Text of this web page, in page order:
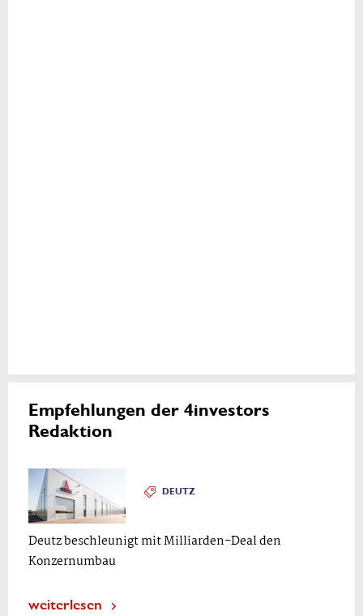
Empfehlungen der 4investors
Redaktion
DEUTZ
Deutz beschleunigt mit Milliarden-Deal den
Konzernumbau
weiterlesen